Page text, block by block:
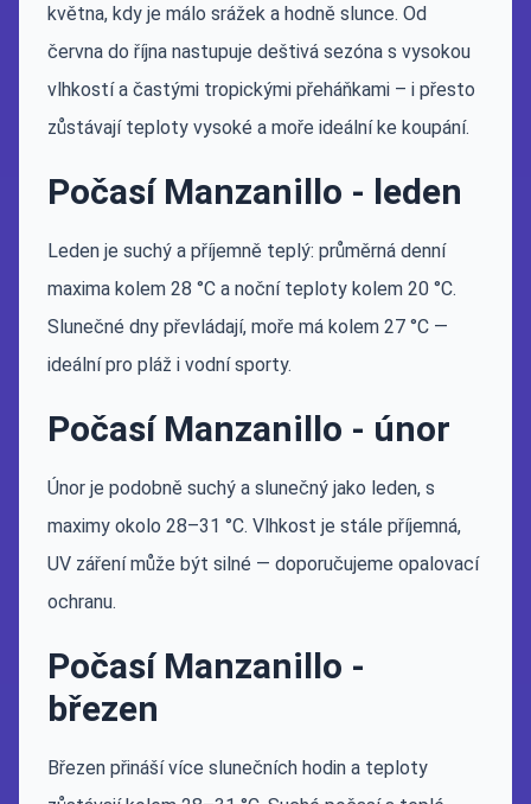
května, kdy je málo srážek a hodně slunce. Od
června do října nastupuje deštivá sezóna s vysokou
vlhkostí a častými tropickými přeháňkami – i přesto
zůstávají teploty vysoké a moře ideální ke koupání.
Počasí Manzanillo - leden
Leden je suchý a příjemně teplý: průměrná denní
maxima kolem 28 °C a noční teploty kolem 20 °C.
Slunečné dny převládají, moře má kolem 27 °C —
ideální pro pláž i vodní sporty.
Počasí Manzanillo - únor
Únor je podobně suchý a slunečný jako leden, s
maximy okolo 28–31 °C. Vlhkost je stále příjemná,
UV záření může být silné — doporučujeme opalovací
ochranu.
Počasí Manzanillo -
březen
Březen přináší více slunečních hodin a teploty